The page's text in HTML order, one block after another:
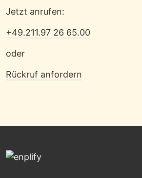
Jetzt anrufen:
+49.211.97 26 65.00
oder
Rückruf anfordern